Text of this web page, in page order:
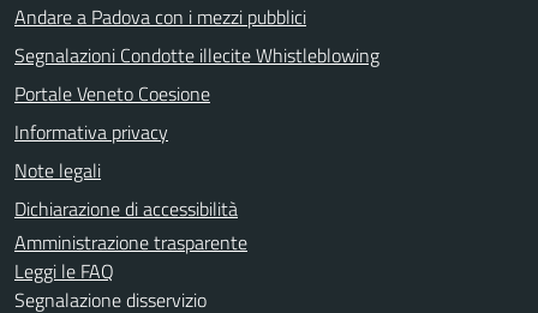
Andare a Padova con i mezzi pubblici
Segnalazioni Condotte illecite Whistleblowing
Portale Veneto Coesione
Informativa privacy
Note legali
Dichiarazione di accessibilità
Amministrazione trasparente
Leggi le FAQ
Segnalazione disservizio